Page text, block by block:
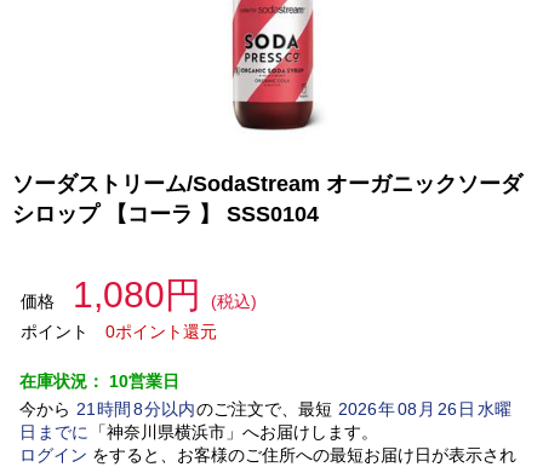
ソーダストリーム/SodaStream オーガニックソーダ
シロップ 【コーラ 】 SSS0104
価格 1,080円
(税込)
ポイント
0ポイント還元
在庫状況： 10営業日
今から 21 時間 8分以内のご注文で、最短 2026年08 月 26日水曜
日 までに 「神奈川県横浜市」 へお届けします。
ログイン をすると、お客様のご住所への最短お届け日が表示され